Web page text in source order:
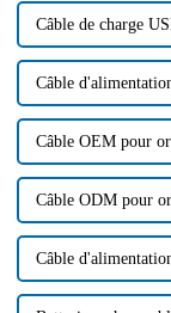
Câble de charge
Câble
Câble OEM pour
Câble ODM pour
Câble